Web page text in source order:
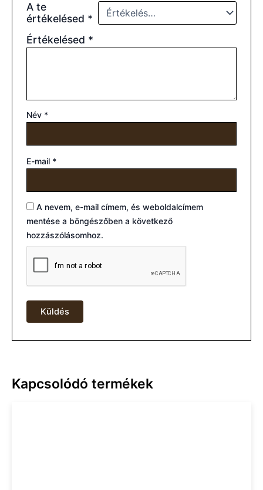
A te
értékelésed *
Értékelésed *
Név *
E-mail *
A nevem, e-mail címem, és weboldalcímem
mentése a böngészőben a következő
hozzászólásomhoz.
Kapcsolódó termékek